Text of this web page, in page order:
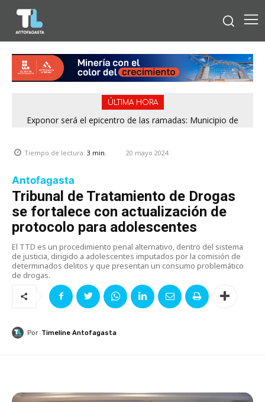
ÚLTIMA HORA
Exponor será el epicentro de las ramadas: Municipio de
Tiempo de lectura: 3 min. 20 mayo 2024
Antofagasta
Tribunal de Tratamiento de Drogas
se fortalece con actualización de
protocolo para adolescentes
El TTD es un procedimiento penal alternativo, dentro del sistema
de justicia, dirigido a adolescentes imputados por la comisión de
determinados delitos y que presentan un consumo problemático
de drogas.
Por Timeline Antofagasta